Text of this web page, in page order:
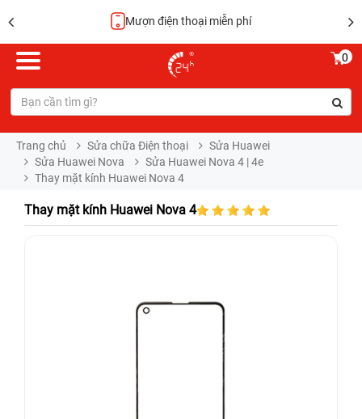
Mượn điện thoại miễn phí
0
Trang chủ Sửa chữa Điện thoại
Sửa Huawei
Sửa Huawei Nova
Sửa Huawei Nova 4 | 4e
Thay mặt kính Huawei Nova 4
Thay mặt kính Huawei Nova 4